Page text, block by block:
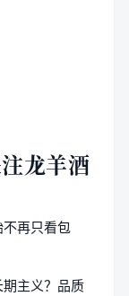
龙羊酒
再只看包
主义？品质